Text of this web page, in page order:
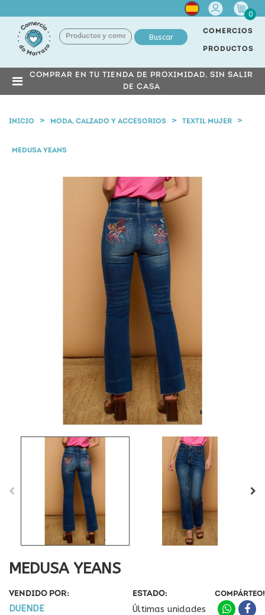
Cuenta
0
Buscar
COMERCIOS
PRODUCTOS
COMPRAR EN TU TIENDA DE PROXIMIDAD, SIN SALIR
DE CASA
INICIO MODA, CALZADO Y ACCESORIOS TEXTIL MUJER
MEDUSA YEANS
MEDUSA YEANS
VENDIDO POR:
DUENDE
ESTADO:
Últimas unidades
COMPÁRTEO!